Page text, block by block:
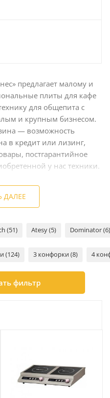
предлагает малому и
плиты для кафе
для общепита с
и крупным бизнесом.
— возможность
в кредит или лизинг,
постгарантийное
у нас техники.
пропускной способность.
район Москвы или
ДАЛЕЕ
(51) Atesy (5) Dominator (6)
(124) 3 конфорки (8) 4
фильтр